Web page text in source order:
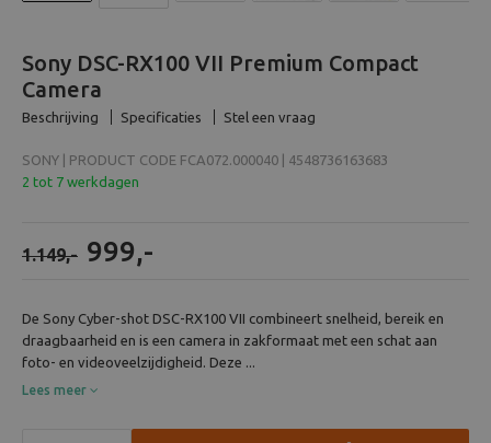
Sony DSC-RX100 VII Premium Compact
Camera
Beschrijving Specificaties Stel een vraag
SONY | PRODUCT CODE FCA072.000040 | 4548736163683
2 tot 7 werkdagen
1.149,- 999,-
De Sony Cyber-shot DSC-RX100 VII combineert snelheid, bereik en
draagbaarheid en is een camera in zakformaat met een schat aan
foto- en videoveelzijdigheid. Deze ...
Lees meer